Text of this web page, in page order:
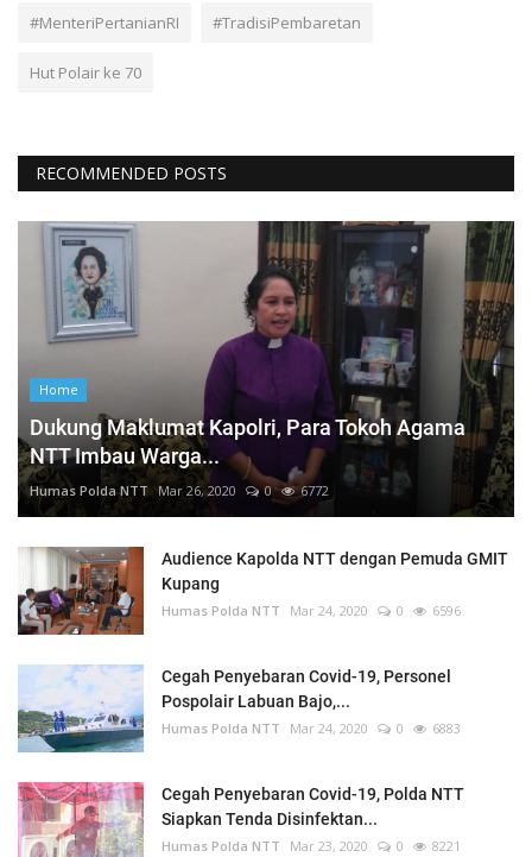
#MenteriPertanianRI #TradisiPembaretan
Hut Polair ke 70
RECOMMENDED POSTS
Home
Dukung Maklumat Kapolri, Para Tokoh Agama
NTT Imbau Warga...
Humas Polda NTT Mar 26, 2020 0 6772
Audience Kapolda NTT dengan Pemuda GMIT
Kupang
Humas Polda NTT Mar 24, 2020 0 6596
Cegah Penyebaran Covid-19, Personel
Pospolair Labuan Bajo,...
Humas Polda NTT Mar 24, 2020 0 6883
Cegah Penyebaran Covid-19, Polda NTT
Siapkan Tenda Disinfektan...
Humas Polda NTT Mar 23, 2020 0 8221